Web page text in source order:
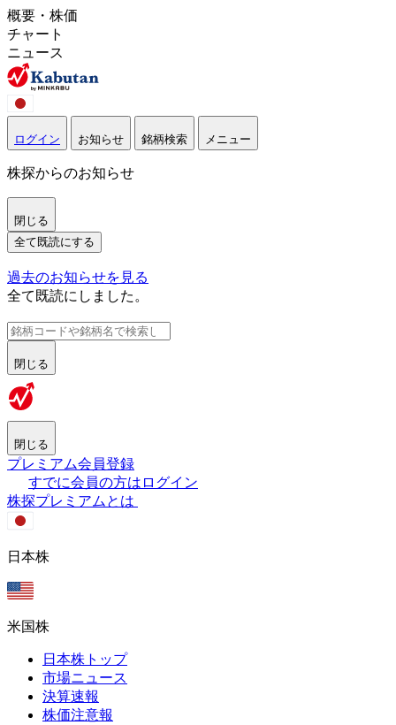
概要・株価
チャート
ニュース
ログイン お知らせ 銘柄検索 メニュー
株探からのお知らせ
閉じる
全て既読にする
過去のお知らせを見る
全て既読にしました。
閉じる
閉じる
プレミアム会員登録
すでに会員の方はログイン
株探プレミアムとは
日本株
米国株
日本株トップ
市場ニュース
決算速報
株価注意報